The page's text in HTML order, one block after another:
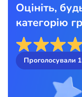
Оцініть,
категорію
Проголосували